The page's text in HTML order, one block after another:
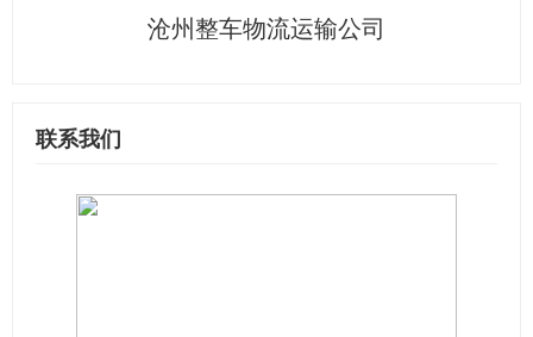
沧州整车物流运输公司
联系我们